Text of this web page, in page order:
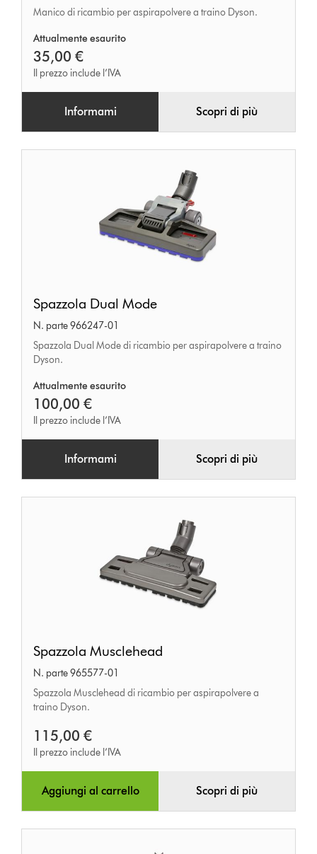
Manico di ricambio per aspirapolvere a traino Dyson.
Attualmente esaurito
35,00 €
Il prezzo include l’IVA
Informami Scopri di più
Dual
Mode
Spazzola Dual Mode
N. parte 966247-01
Spazzola Dual Mode di ricambio per aspirapolvere a traino
Dyson.
Attualmente esaurito
100,00 €
Il prezzo include l’IVA
Informami Scopri di più
Musclehead
Spazzola Musclehead
N. parte 965577-01
Spazzola Musclehead di ricambio per aspirapolvere a
traino Dyson.
115,00 €
Il prezzo include l’IVA
Aggiungi al carrello Scopri di più